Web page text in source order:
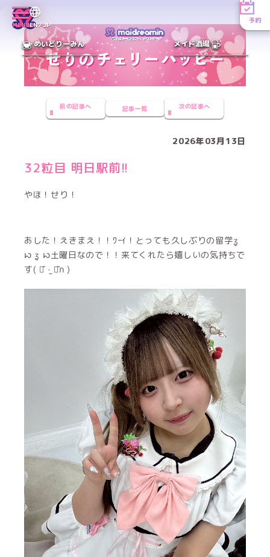
MENUEN／JP
予約
めいどりーみん メイド酒場
前の記事へ 記事一覧 次の記事へ
2026年03月13日
32粒目 明日駅前!!
やほ！せり！
あした！えきまえ！！ﾜｰｲ！とっても久しぶりの留学ʓ
ꩢ ʓ ꩢ土曜日なので！！来てくれたら嬉しいの気持ちで
す( ⌯᷄ ·̫ ⌯᷅ก )